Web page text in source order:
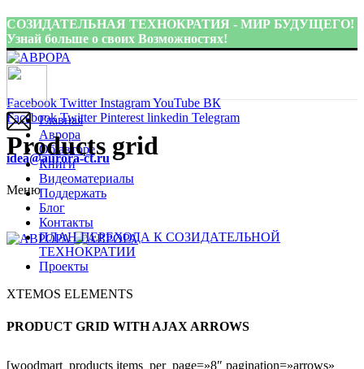
СОЗИДАТЕЛЬНАЯ ТЕХНОКРАТИЯ - МИР БУДУЩЕГО!
Узнай больше о своих Возможностях!
Присоединиться:
Facebook Twitter InstagramYouTube ВК
Facebook Twitter Pinterest linkedin Telegram
idea@aurora-ct.ru
Меню
Главная
Аврора
Об авторе
Книги
Видеоматериалы
Поддержать
Блог
Контакты
ПЛАН ПЕРЕХОДА К СОЗИДАТЕЛЬНОЙ
ТЕХНОКРАТИИ
Проекты
Products grid
XTEMOS ELEMENTS
PRODUCT GRID WITH AJAX ARROWS
[woodmart_products items_per_page=»8″ pagination=»arrows»